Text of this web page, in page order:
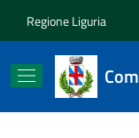
Regione Liguria